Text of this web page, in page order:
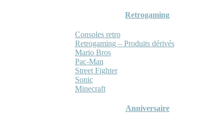
Retrogaming
Consoles retro
Retrogaming – Produits dérivés
Mario Bros
Pac-Man
Street Fighter
Sonic
Minecraft
Anniversaire